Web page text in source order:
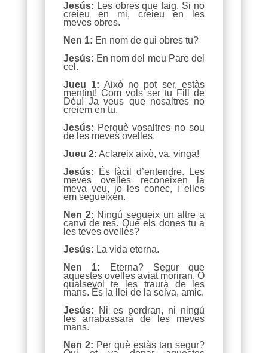
Jesús: Les obres que faig. Si no
creieu en mi, creieu en les
meves obres.
Nen 1: En nom de qui obres tu?
Jesús: En nom del meu Pare del
cel.
Jueu 1: Això no pot ser, estàs
mentint! Com vols ser tu Fill de
Déu! Ja veus que nosaltres no
creiem en tu.
Jesús: Perquè vosaltres no sou
de les meves ovelles.
Jueu 2: Aclareix això, va, vinga!
Jesús: És fàcil d’entendre. Les
meves ovelles reconeixen la
meva veu, jo les conec, i elles
em segueixen.
Nen 2: Ningú segueix un altre a
canvi de res. Què els dones tu a
les teves ovelles?
Jesús: La vida eterna.
Nen 1: Eterna? Segur que
aquestes ovelles aviat moriran. O
qualsevol te les traurà de les
mans. És la llei de la selva, amic.
Jesús: Ni es perdran, ni ningú
les arrabassarà de les meves
mans.
Nen 2: Per què estàs tan segur?